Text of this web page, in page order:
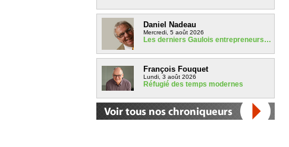
Daniel Nadeau
Mercredi, 5 août 2026
Les derniers Gaulois entrepreneurs…
François Fouquet
Lundi, 3 août 2026
Réfugié des temps modernes